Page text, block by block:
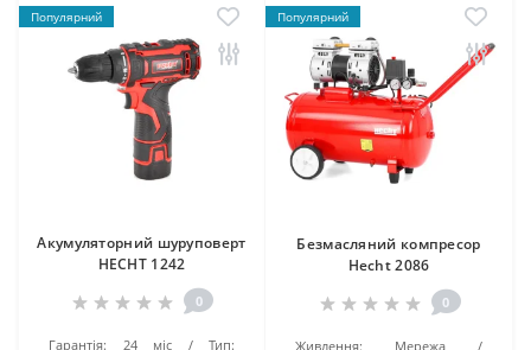
Популярний
Акумуляторний шуруповерт
HECHT 1242
0
Гарантія: 24 міс
Тип:
Популярний
Безмасляний компресор
Hecht 2086
0
Живлення:
Мережа